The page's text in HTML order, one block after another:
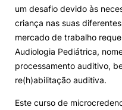
um desafio devido às
criança nas suas
mercado de trabalho
Audiologia Pediátrica,
processamento auditivo,
re(h)abilitação auditiva.
Este curso de